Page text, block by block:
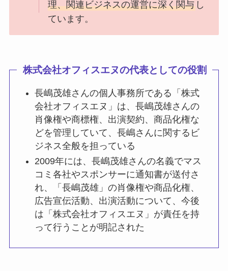
理、関連ビジネスの運営に深く関与 し
ています。
株式会社オフィスエヌの代表としての役割
長嶋茂雄さんの個人事務所である「株式
会社オフィスエヌ」は、長嶋茂雄さんの
肖像権や商標権、出演契約、商品化権な
どを管理していて、長嶋さんに関するビ
ジネス全般を担っている
2009年には、長嶋茂雄さんの名義でマス
コミ各社やスポンサーに通知書が送付さ
れ、「長嶋茂雄」の肖像権や商品化権、
広告宣伝活動、出演活動について、今後
は「株式会社オフィスエヌ」が責任を持
って行うことが明記された